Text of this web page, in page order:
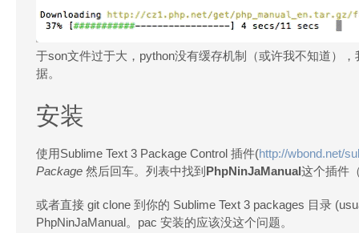
于son文件过于大，python没有缓存机制（或许我不知道）
据。
安装
使用Sublime Text 3 Package Control 插件(http://wbond.net/
Package 然后回车。列表中找到 PhpNinJaManual这个插件
或者直接 git clone 到你的 Sublime Text 3 packages 目录
PhpNinJaManual。pac 安装的应该没这个问题。